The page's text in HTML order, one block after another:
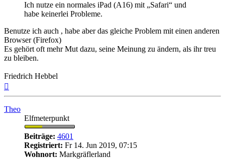
Ich nutze ein normales iPad (A16) mit „Safari“ und
habe keinerlei Probleme.
Benutze ich auch , habe aber das gleiche Problem mit einen anderen
Browser (Firefox)
Es gehört oft mehr Mut dazu, seine Meinung zu ändern, als ihr treu
zu bleiben.
Friedrich Hebbel
Theo
Elfmeterpunkt
Beiträge: 4601
Registriert: Fr 14. Jun 2019, 07:15
Wohnort: Markgräflerland